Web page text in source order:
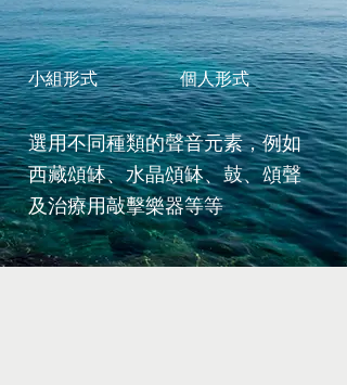
小組形式 個人形式
選用不同種類的聲音元素，例如
西藏頌缽、水晶頌缽、鼓、頌聲
及治療用敲擊樂器等等